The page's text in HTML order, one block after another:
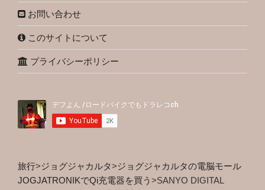
お問い合わせ
このサイトについて
プライバシーポリシー
旅行>ジョグジャカルタ>ジョグジャカルタの電脳モール
JOGJATRONIKでQi充電器を買う >SANYO DIGITAL